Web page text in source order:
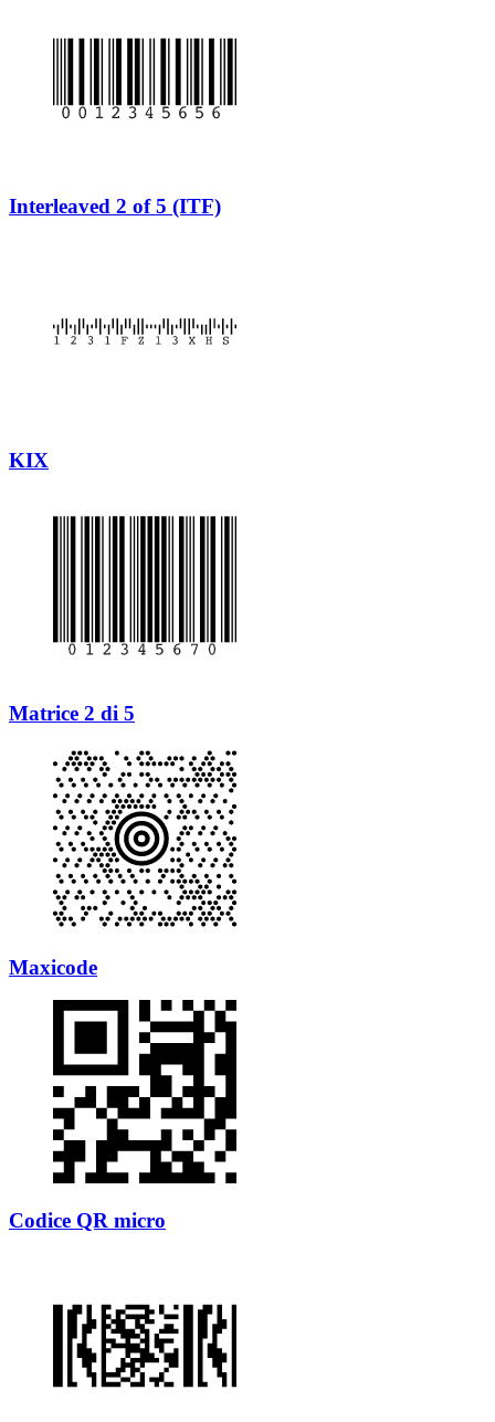
Interleaved 2 of 5 (ITF)
KIX
Matrice 2 di 5
Maxicode
Codice QR micro